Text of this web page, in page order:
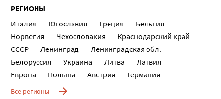
РЕГИОНЫ
Италия Югославия Греция
Бельгия
Норвегия
Чехословакия
Краснодарский край
СССР
Ленинград
Ленинградская обл.
Белоруссия
Украина Литва
Латвия
Европа
Польша Австрия Германия
Все регионы